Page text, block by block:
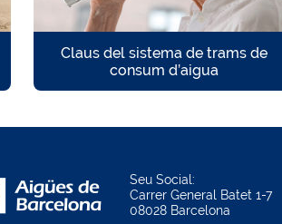
Claus del sistema de trams de
consum d’aigua
Seu Social:
Carrer General Batet 1-7
08028 Barcelona